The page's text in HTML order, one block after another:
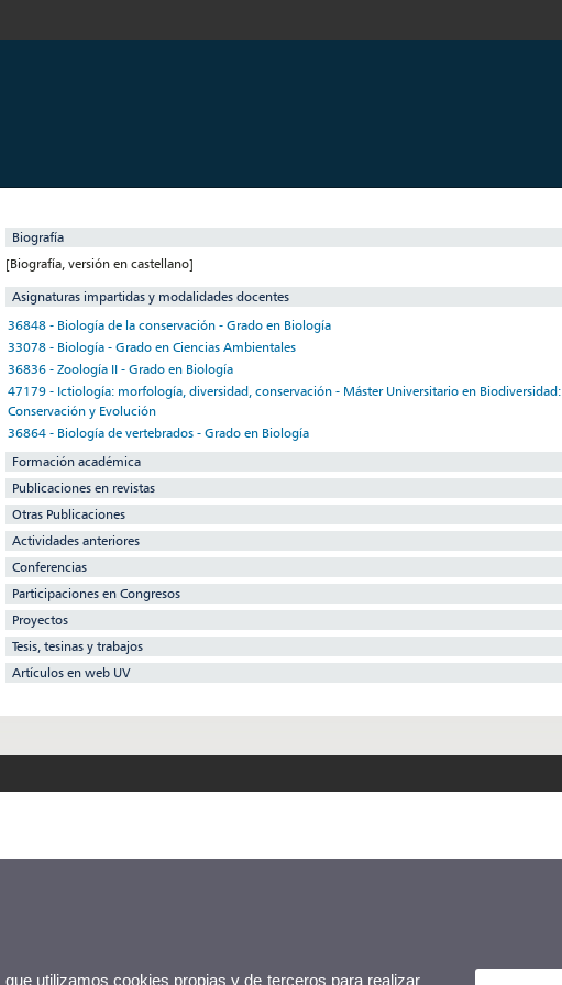
Biografía
[Biografía, versión en castellano]
Asignaturas impartidas y modalidades docentes
36848 - Biología de la conservación - Grado en Biología
33078 - Biología - Grado en Ciencias Ambientales
36836 - Zoología II - Grado en Biología
47179 - Ictiología: morfología, diversidad, conservación - Máster Universitario en Biodiversidad:
Conservación y Evolución
36864 - Biología de vertebrados - Grado en Biología
Formación académica
Publicaciones en revistas
Otras Publicaciones
Actividades anteriores
Conferencias
Participaciones en Congresos
Proyectos
Tesis, tesinas y trabajos
Artículos en web UV
utilizamos cookies propias y de terceros para realizar